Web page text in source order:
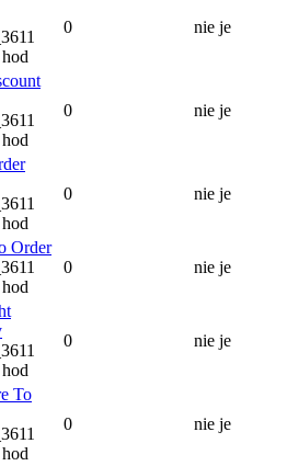
0 nie je
0 nie je
0 nie je
Order
0 nie je
0 nie je
To
0 nie je